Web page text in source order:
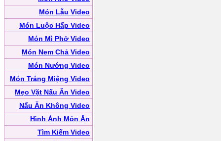
Món Lẫu Video
Món Luộc Hấp Video
Món Mì Phở Video
Món Nem Chả Video
Món Nướng Video
Món Tráng Miệng Video
Mẹo Vặt Nấu Ăn Video
Nấu Ăn Không Video
Hình Ảnh Món Ăn
Tìm Kiếm Video